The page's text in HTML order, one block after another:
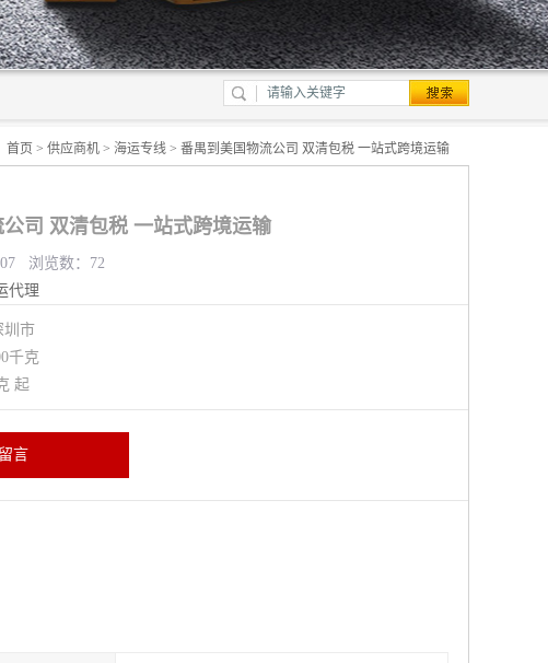
首页 > 供应商机 > 海运专线 > 番禺到美国物流公司 双清包税 一站式跨境运输
司 双清包税 一站式跨境运输
07 浏览数：72
代理
圳市
千克
起
言